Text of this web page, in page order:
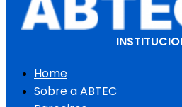
Home
Sobre a ABTEC